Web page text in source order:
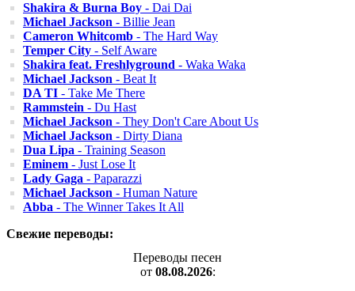
Shakira & Burna Boy - Dai Dai
Michael Jackson - Billie Jean
Cameron Whitcomb - The Hard Way
Temper City - Self Aware
Shakira feat. Freshlyground - Waka Waka
Michael Jackson - Beat It
DA TI - Take Me There
Rammstein - Du Hast
Michael Jackson - They Don't Care About Us
Michael Jackson - Dirty Diana
Dua Lipa - Training Season
Eminem - Just Lose It
Lady Gaga - Paparazzi
Michael Jackson - Human Nature
Abba - The Winner Takes It All
Свежие переводы:
Переводы песен
от 08.08.2026: